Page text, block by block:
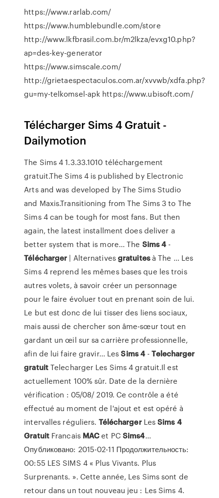
https://www.rarlab.com/
https://www.humblebundle.com/store
http://www.lkfbrasil.com.br/m2lkza/evxg10.php?
ap=des-key-generator
https://www.simscale.com/
http://grietaespectaculos.com.ar/xvvwb/xdfa.php?
gu=my-telkomsel-apk https://www.ubisoft.com/
Télécharger Sims 4 Gratuit -
Dailymotion
The Sims 4 1.3.33.1010 téléchargement
gratuit.The Sims 4 is published by Electronic
Arts and was developed by The Sims Studio
and Maxis.Transitioning from The Sims 3 to The
Sims 4 can be tough for most fans. But then
again, the latest installment does deliver a
better system that is more... The Sims4 -
Télécharger | Alternativesgratuitesà The … Les
Sims 4 reprend les mêmes bases que les trois
autres volets, à savoir créer un personnage
pour le faire évoluer tout en prenant soin de lui.
Le but est donc de lui tisser des liens sociaux,
mais aussi de chercher son âme-sœur tout en
gardant un œil sur sa carrière professionnelle,
afin de lui faire gravir... LesSims4 -Telecharger
gratuitTelecharger Les Sims 4 gratuit.Il est
actuellement 100% sûr. Date de la dernière
vérification : 05/08/ 2019. Ce contrôle a été
effectué au moment de l'ajout et est opéré à
intervalles réguliers. TéléchargerLesSims 4
GratuitFrancais MACet PCSims4…
Опубликовано: 2015-02-11 Продолжительность:
00:55 LES SIMS 4 « Plus Vivants. Plus
Surprenants. ». Cette année, Les Sims sont de
retour dans un tout nouveau jeu : Les Sims 4.